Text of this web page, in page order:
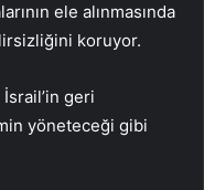
ele alınmasında
koruyor.
İsrail’in geri
yöneteceği gibi